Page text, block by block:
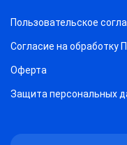
Пользовательское
Согласие на обработку
Оферта
Защитa персональных